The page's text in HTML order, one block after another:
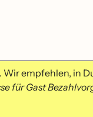
empfehlen, in
für Gast